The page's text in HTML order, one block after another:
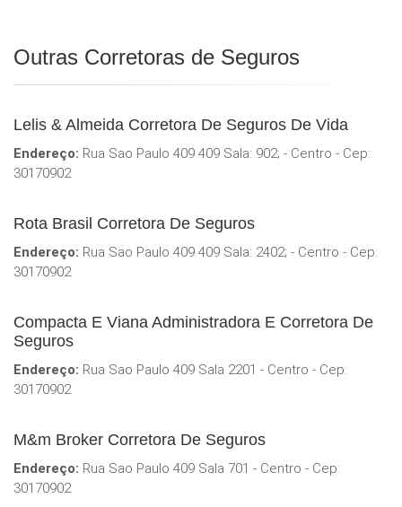
Outras Corretoras de Seguros
Lelis & Almeida Corretora De Seguros De Vida
Endereço: Rua Sao Paulo 409 409 Sala: 902; - Centro - Cep:
30170902
Rota Brasil Corretora De Seguros
Endereço: Rua Sao Paulo 409 409 Sala: 2402; - Centro - Cep:
30170902
Compacta E Viana Administradora E Corretora De
Seguros
Endereço: Rua Sao Paulo 409 Sala 2201 - Centro - Cep:
30170902
M&m Broker Corretora De Seguros
Endereço: Rua Sao Paulo 409 Sala 701 - Centro - Cep:
30170902